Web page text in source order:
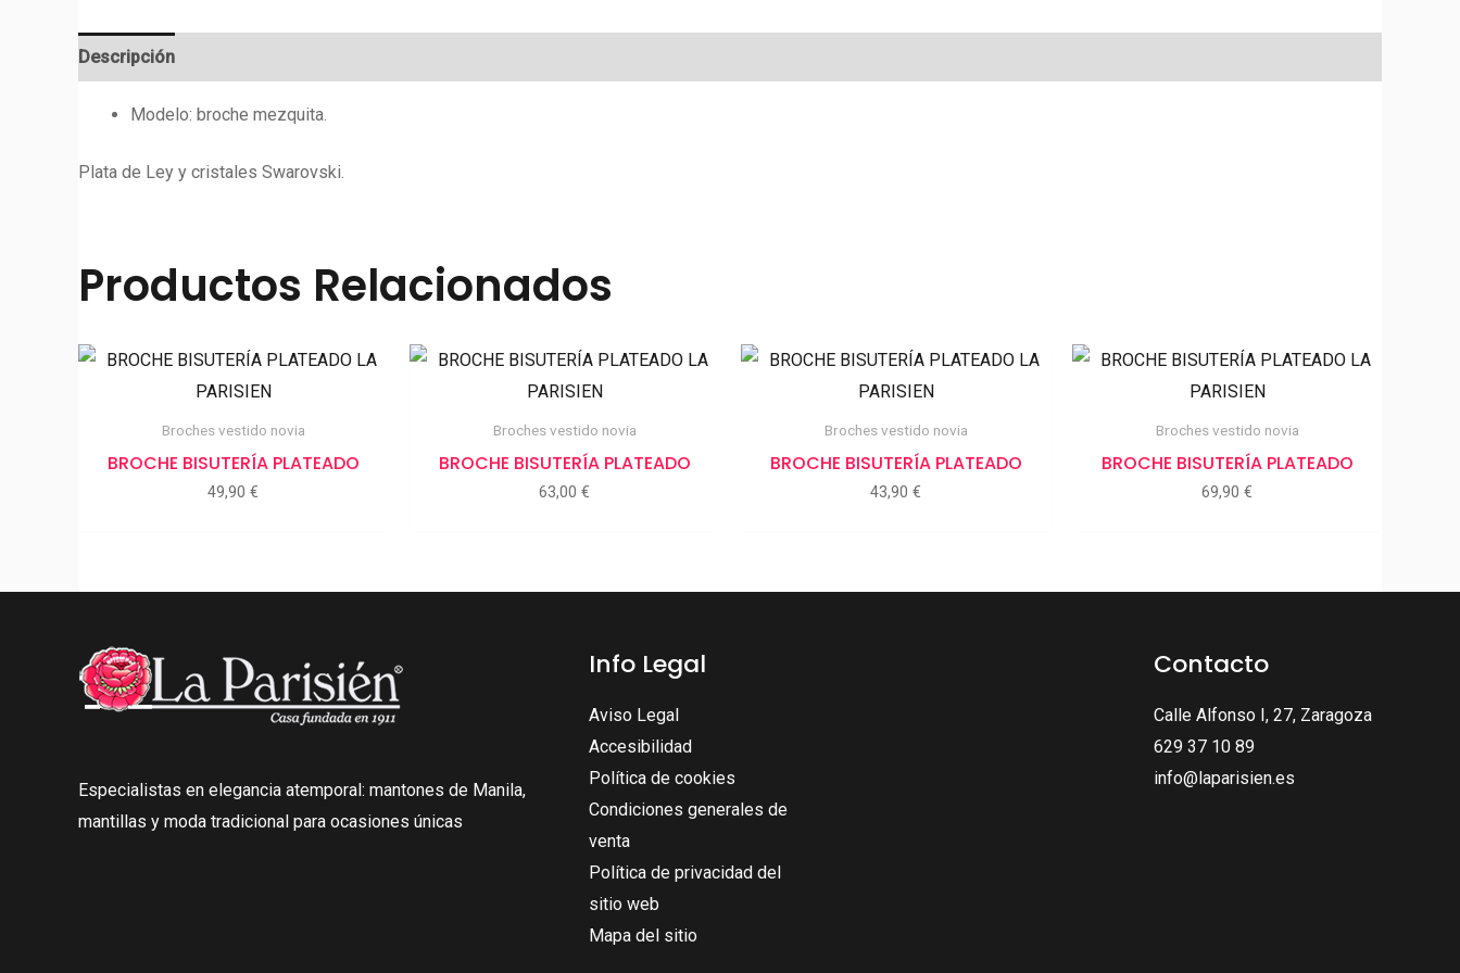
MEZQUITA
Descripción
Modelo: broche mezquita.
Plata de Ley y cristales Swarovski.
Productos Relacionados
Broches vestido novia
BROCHE BISUTERÍA PLATEADO
49,90 €
Broches vestido novia
BROCHE BISUTERÍA PLATEADO
63,00 €
Broches vestido novia
BROCHE BISUTERÍA PLATEADO
43,90 €
Broches vestido novia
BROCHE BISUTERÍA PLATEADO
69,90 €
Especialistas en elegancia atemporal: mantones de Manila,
mantillas y moda tradicional para ocasiones únicas
Info Legal
Aviso Legal
Accesibilidad
Política de cookies
Condiciones generales de
venta
Política de privacidad del
sitio web
Mapa del sitio
Contacto
Calle Alfonso I, 27, Zaragoza
629 37 10 89
info@laparisien.es